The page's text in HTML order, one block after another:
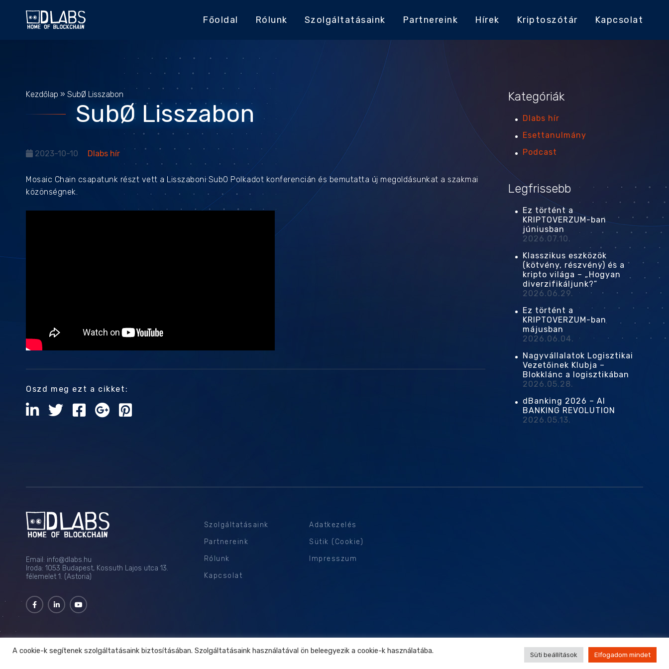
Főoldal Rólunk Szolgáltatásaink Partnereink Hírek Kriptoszótár Kapcsolat
Kezdőlap » SubØ Lisszabon
SubØ Lisszabon
2023-10-10 Dlabs hír
Mosaic Chain csapatunk részt vett a Lisszaboni Sub0 Polkadot konferencián és bemutatta új megoldásunkat a szakmai
közönségnek.
Oszd meg ezt a cikket:
Kategóriák
Dlabs hír
Esettanulmány
Podcast
Legfrissebb
Ez történt a
KRIPTOVERZUM-ban
júniusban
2026.07.10.
Klasszikus eszközök
(kötvény, részvény) és a
kripto világa – „Hogyan
diverzifikáljunk?”
2026.06.29.
Ez történt a
KRIPTOVERZUM-ban
májusban
2026.06.04.
Nagyvállalatok Logisztikai
Vezetőinek Klubja –
Blokklánc a logisztikában
2026.05.28.
dBanking 2026 – AI
BANKING REVOLUTION
2026.05.13.
Email: info@dlabs.hu
Iroda: 1053 Budapest, Kossuth Lajos utca 13.
félemelet 1. (Astoria)
Szolgáltatásaink
Partnereink
Rólunk
Kapcsolat
Adatkezelés
Sütik (Cookie)
Impresszum
Dlabs Kft. Székhely: 1064 Budapest, Podmaniczky utca 57. 2. em. 14.
A cookie-k segítenek szolgáltatásaink biztosításában. Szolgáltatásaink használatával ön beleegyezik a cookie-k használatába. Süti beállítások Elfogadom mindet